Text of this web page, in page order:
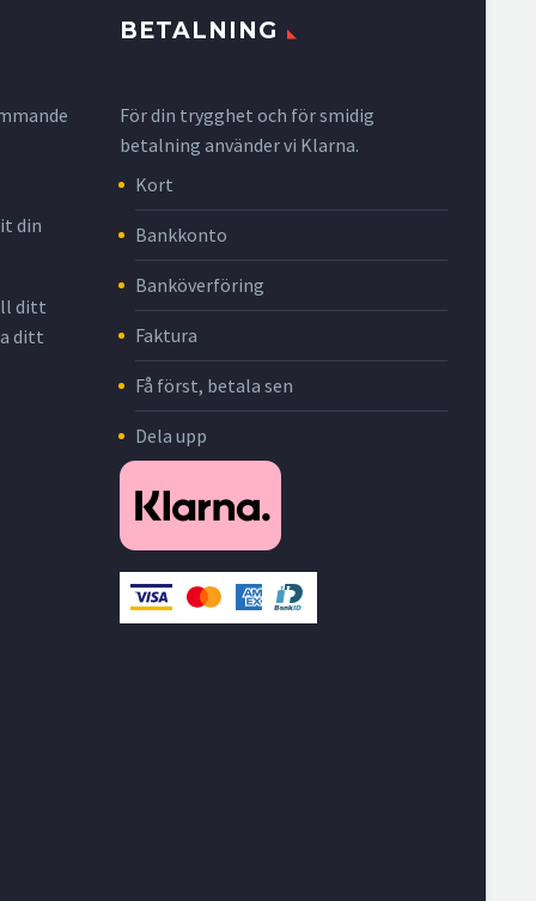
din
ditt
ditt
BETALNING
För din trygghet och för smidig
betalning använder vi Klarna.
Kort
Bankkonto
Banköverföring
Faktura
Få först, betala sen
Dela upp